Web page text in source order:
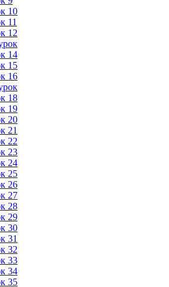
10
11
12
14
15
16
18
19
20
21
22
23
24
25
26
27
28
29
30
31
32
33
34
35